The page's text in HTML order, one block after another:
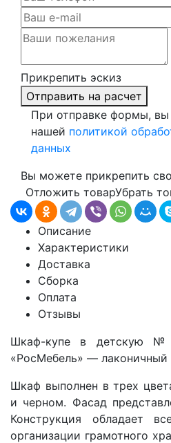
Прикрепить эскиз
Отправить на расчет
При отправке формы, вы
нашей политикой
данных
Вы можете прикрепить
Отложить товарУбрать
Описание
Характеристики
Доставка
Сборка
Оплата
Отзывы
Шкаф-купе в детскую
«РосМебель» — лаконичный
Шкаф выполнен в трех
и черном. Фасад
Конструкция обладает
организации грамотного